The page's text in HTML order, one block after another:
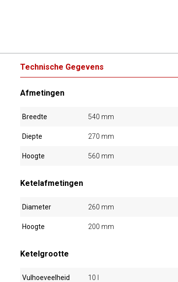
Technische Gegevens
Afmetingen
Breedte 540 mm
Diepte 270 mm
Hoogte 560 mm
Ketelafmetingen
Diameter 260 mm
Hoogte 200 mm
Ketelgrootte
Vulhoeveelheid 10 l